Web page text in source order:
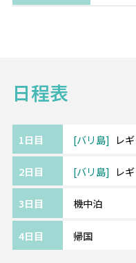
ジ（3,000円/人）
〇Bセット：学生特典
※1名様参加の場合、B
経由便
TSJな
■レギャ
実した
も。街
日程表
1日目 バリ島 レ
2日目 バリ島 レ
3日目 機中泊
4日目 帰国